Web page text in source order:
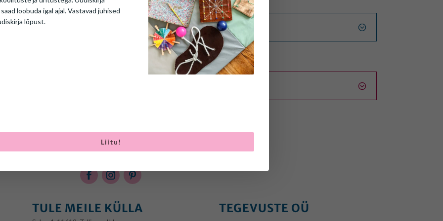
VAJAB ARENGU TOETAMIST?
TULE MEILE KÜLLA TEGEVUSTE OÜ
loobuda igal ajal. Vastavad juhised
lõpust.
Liitu!